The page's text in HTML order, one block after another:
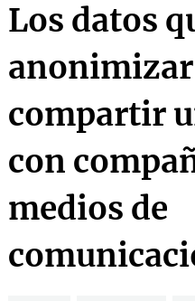
Los datos
compartir
con
medios de